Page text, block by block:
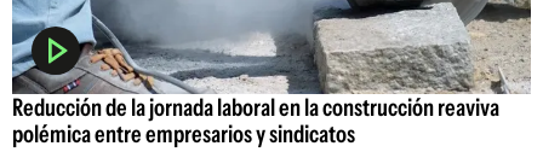
Reducción de la jornada laboral en la construcción reaviva
polémica entre empresarios y sindicatos